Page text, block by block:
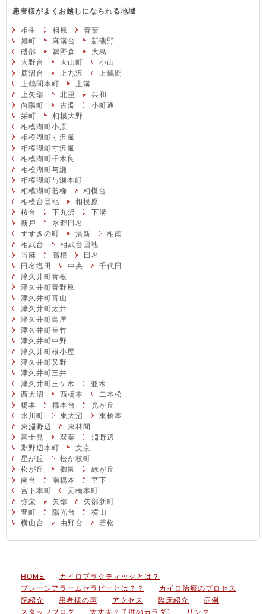
患者様がよくお越しになられる地域
相生 相原
青葉
旭町
麻溝台
新磯野
磯部
鵜野森
大島
大野台
大山町
小山
鹿沼台
上九沢
上鶴間
上鶴間本町
上溝
上矢部
北里
共和
向陽町
古淵
小町通
栄町
相模大野
相模湖町小原
相模湖町寸沢嵐
相模湖町寸沢嵐
相模湖町千木良
相模湖町与瀬
相模湖町与瀬本町
相模湖町若柳
相模台
相模台団地
相模原
桜台
下九沢
下溝
新戸
水郷田名
すすきの町
清新
相南
相武台
相武台団地
当麻
高根
田名
田名塩田
中央
千代田
津久井町青根
津久井町青野原
津久井町青山
津久井町太井
津久井町鳥屋
津久井町長竹
津久井町中野
津久井町根小屋
津久井町又野
津久井町三井
津久井町三ケ木
並木
西大沼
西橋本
二本松
橋本
橋本台
光が丘
氷川町
東大沼
東橋本
東淵野辺
東林間
富士見
双葉
淵野辺
淵野辺本町
文京
星が丘
松が枝町
松が丘
御園
緑が丘
南台
南橋本
宮下
宮下本町
元橋本町
弥栄
矢部
矢部新町
豊町
陽光台
横山
横山台
由野台 若松
HOME
カイロプラクティックとは？
ブレーンアラームセラピーとは？？
カイロ治療のプロセス
院紹介
患者様の声 アクセス 臨床紹介
症例